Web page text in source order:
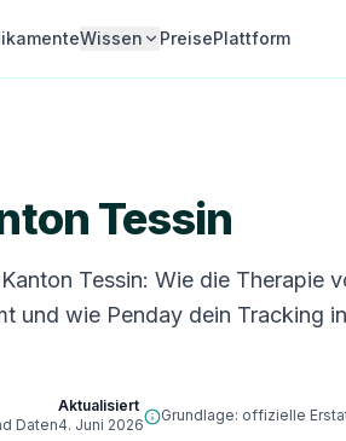
Wissen PreisePlattform
Tessin
Tessin: Wie die Therapie
und wie Penday dein Tracking
Daten
Aktualisiert
4. Juni 2026
Grundlage: offizielle